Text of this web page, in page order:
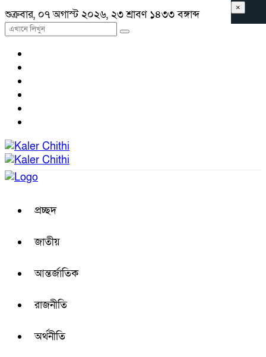
শুক্রবার, ০৭ অগাস্ট ২০২৬, ২৩ শ্রাবণ ১৪৩৩ বঙ্গাব্দ
প্রচ্ছদ
জাতীয়
আন্তর্জাতিক
রাজনীতি
অর্থনীতি
×